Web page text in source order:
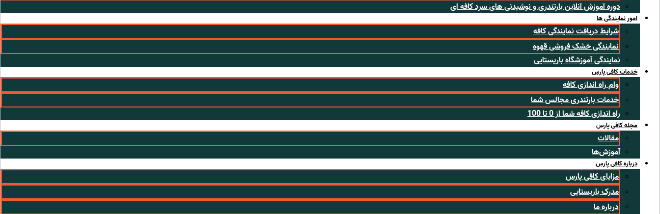
دوره آموزش آنلاین بارتندری و نوشیدنی های سرد کافه ای
امور نمایندگی ها
شرایط دریافت نمایندگی کافه
نمایندگی خشک فروشی قهوه
نمایندگی آموزشگاه باریستایی
خدمات کافی پارس
وام راه اندازی کافه
خدمات بارتندری مجالس شما
راه اندازی کافه شما از 0 تا 100
مجله کافی پارس
مقالات
آموزش‌ها
درباره کافی پارس
مزایای کافی پارس
مدرک باریستایی
درباره ما